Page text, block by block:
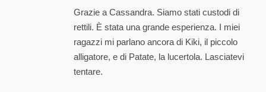
Grazie a Cassandra. Siamo stati custodi di
rettili. È stata una grande esperienza. I miei
ragazzi mi parlano ancora di Kiki, il piccolo
alligatore, e di Patate, la lucertola. Lasciatevi
tentare.